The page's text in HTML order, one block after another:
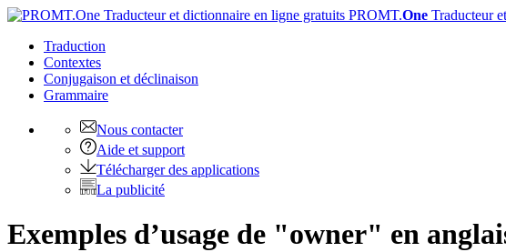
PROMT.One Traducteur
Traduction
Contextes
Conjugaison et déclinaison
Grammaire
Nous contacter
Aide et support
Télécharger des applications
La publicité
Exemples d’usage de "owner" en